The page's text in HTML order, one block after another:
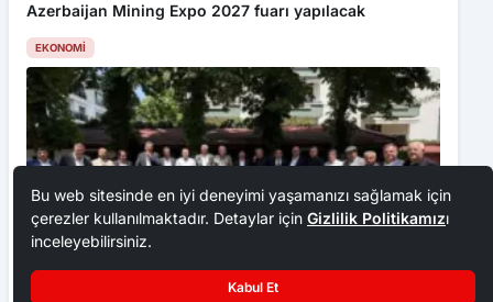
Azerbaijan Mining Expo 2027 fuarı yapılacak
EKONOMI
Bu web sitesinde en iyi deneyimi yaşamanızı sağlamak için
çerezler kullanılmaktadır. Detaylar için Gizlilik Politikamızı
inceleyebilirsiniz.
Kabul Et